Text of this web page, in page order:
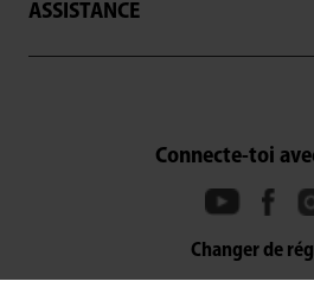
ASSISTANCE
Connecte-toi
Changer de